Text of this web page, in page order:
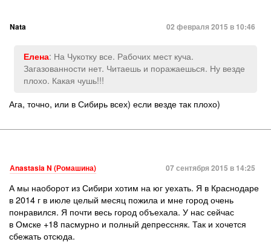
Nata 02 февраля 2015 в 10:46
Елена: На Чукотку все. Рабочих мест куча.
Загазованности нет. Читаешь и поражаешься. Ну везде
плохо. Какая чушь!!!
Ага, точно, или в Сибирь всех) если везде так плохо)
Аnastasia N (Ромашина) 07 сентября 2015 в 14:25
А мы наоборот из Сибири хотим на юг уехать. Я в Краснодаре
в 2014 г в июле целый месяц пожила и мне город очень
понравился. Я почти весь город объехала. У нас сейчас
в Омске +18 пасмурно и полный депрессняк. Так и хочется
сбежать отсюда.